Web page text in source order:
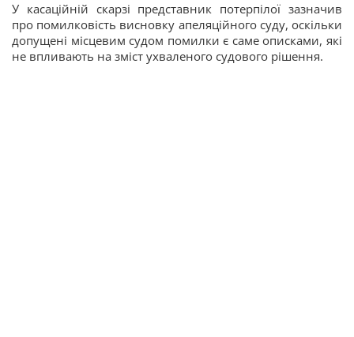
У касаційній скарзі представник потерпілої зазначив
про помилковість висновку апеляційного суду, оскільки
допущені місцевим судом помилки є саме описками, які
не впливають на зміст ухваленого судового рішення.